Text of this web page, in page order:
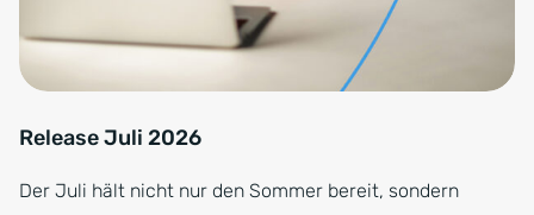
Release Juli 2026
Der Juli hält nicht nur den Sommer bereit, sondern